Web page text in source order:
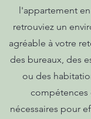
l'appartement
retrouviez un
agréable à votre
des bureaux, des
ou des
nécessaires pour